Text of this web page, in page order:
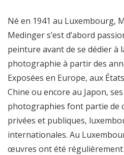
Né en 1941 au Luxembourg,
Medinger s’est d’abord
peinture avant de se dédier à
photographie à partir des
Exposées en Europe, aux
Chine ou encore au Japon, ses
photographies font partie de
privées et publiques,
internationales. Au
œuvres ont été régulièrement